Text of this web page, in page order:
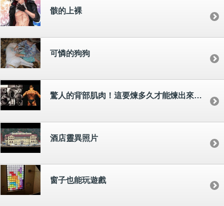
骸的上裸
可憐的狗狗
驚人的背部肌肉！這要煉多久才能煉出來啊 ??
酒店靈異照片
窗子也能玩遊戲